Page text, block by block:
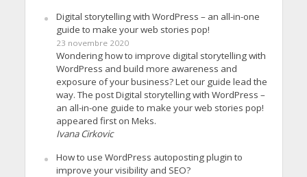
Digital storytelling with WordPress – an all-in-one
guide to make your web stories pop!
23 novembre 2020
Wondering how to improve digital storytelling with
WordPress and build more awareness and
exposure of your business? Let our guide lead the
way. The post Digital storytelling with WordPress –
an all-in-one guide to make your web stories pop!
appeared first on Meks.
Ivana Cirkovic
How to use WordPress autoposting plugin to
improve your visibility and SEO?